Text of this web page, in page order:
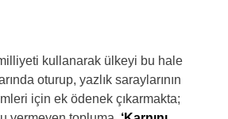
kullanarak ülkeyi bu hale
oturup, yazlık saraylarının
için ek ödenek çıkarmakta;